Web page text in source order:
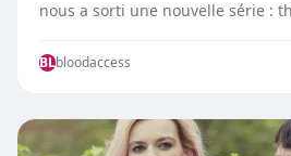
nous a sorti une nouvelle série :
BLbloodaccess